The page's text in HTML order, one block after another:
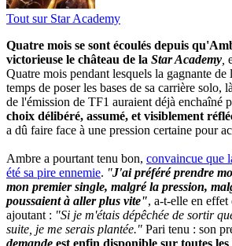
Tout sur Star Academy
Quatre mois se sont écoulés depuis
victorieuse le château de la Star Academy,
Quatre mois pendant lesquels la gagnante de
temps de poser les bases de sa carrière solo,
de l'émission de TF1 auraient déjà enchaîné
choix délibéré, assumé, et visiblement
a dû faire face à une pression certaine pour
Ambre a pourtant tenu bon, convaincue que
été sa pire ennemie. "J'ai préféré prendre
mon premier single, malgré la pression,
poussaient à aller plus vite", a-t-elle en effet
ajoutant : "Si je m'étais dépêchée de sortir
suite, je me serais plantée." Pari tenu : son